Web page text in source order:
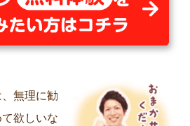
無理に勧
欲しいな